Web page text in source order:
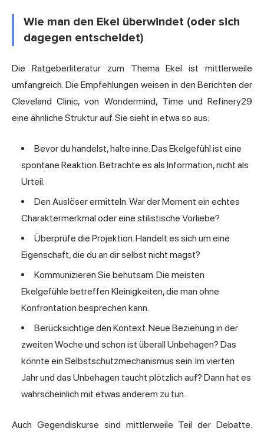
Wie man den Ekel überwindet (oder sich
dagegen entscheidet)
Die Ratgeberliteratur zum Thema Ekel ist mittlerweile
umfangreich. Die Empfehlungen weisen in den Berichten der
Cleveland Clinic, von Wondermind, Time und Refinery29
eine ähnliche Struktur auf. Sie sieht in etwa so aus:
Bevor du handelst, halte inne. Das Ekelgefühl ist eine
spontane Reaktion. Betrachte es als Information, nicht als
Urteil.
Den Auslöser ermitteln. War der Moment ein echtes
Charaktermerkmal oder eine stilistische Vorliebe?
Überprüfe die Projektion. Handelt es sich um eine
Eigenschaft, die du an dir selbst nicht magst?
Kommunizieren Sie behutsam. Die meisten
Ekelgefühle betreffen Kleinigkeiten, die man ohne
Konfrontation besprechen kann.
Berücksichtige den Kontext. Neue Beziehung in der
zweiten Woche und schon ist überall Unbehagen? Das
könnte ein Selbstschutzmechanismus sein. Im vierten
Jahr und das Unbehagen taucht plötzlich auf? Dann hat es
wahrscheinlich mit etwas anderem zu tun.
Auch Gegendiskurse sind mittlerweile Teil der Debatte.